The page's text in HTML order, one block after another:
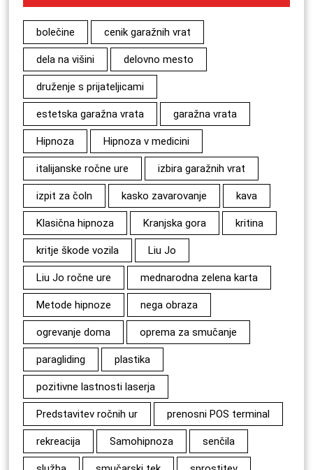
bolečine cenik garažnih vrat
dela na višini delovno mesto
druženje s prijateljicami
estetska garažna vrata garažna vrata
Hipnoza Hipnoza v medicini
italijanske ročne ure izbira garažnih vrat
izpit za čoln kasko zavarovanje kava
Klasična hipnoza Kranjska gora kritina
kritje škode vozila Liu Jo
Liu Jo ročne ure mednarodna zelena karta
Metode hipnoze nega obraza
ogrevanje doma oprema za smučanje
paragliding plastika
pozitivne lastnosti laserja
Predstavitev ročnih ur prenosni POS terminal
rekreacija Samohipnoza senčila